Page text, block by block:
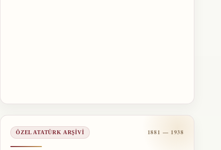
ÖZEL ATATÜRK ARŞIVI 1881 — 1938